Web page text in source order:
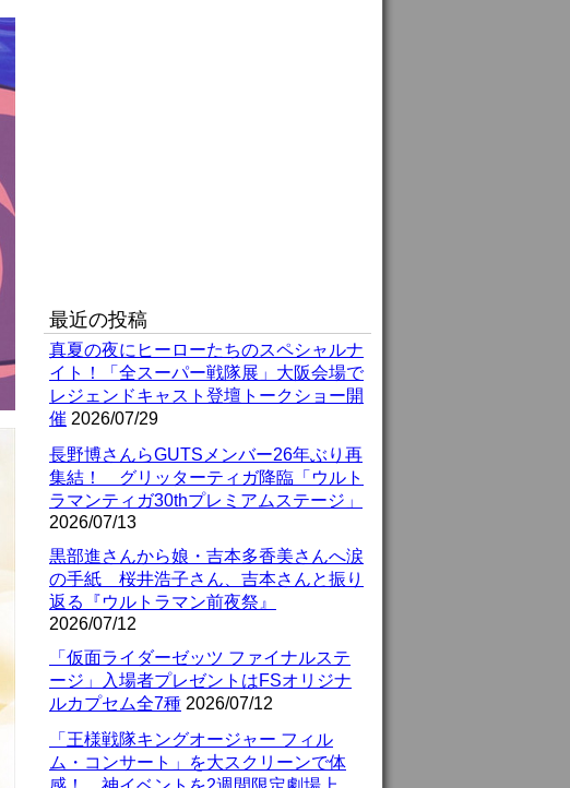
最近の投稿
真夏の夜にヒーローたちのスペシャルナ
イト！「全スーパー戦隊展」大阪会場で
レジェンドキャスト登壇トークショー開
催 2026/07/29
長野博さんらGUTSメンバー26年ぶり再
集結！ グリッターティガ降臨「ウルト
ラマンティガ30thプレミアムステージ」
2026/07/13
黒部進さんから娘・吉本多香美さんへ涙
の手紙 桜井浩子さん、吉本さんと振り
返る『ウルトラマン前夜祭』
2026/07/12
「仮面ライダーゼッツ ファイナルステ
ージ」入場者プレゼントはFSオリジナ
ルカプセム全7種 2026/07/12
「王様戦隊キングオージャー フィル
ム・コンサート」を大スクリーンで体